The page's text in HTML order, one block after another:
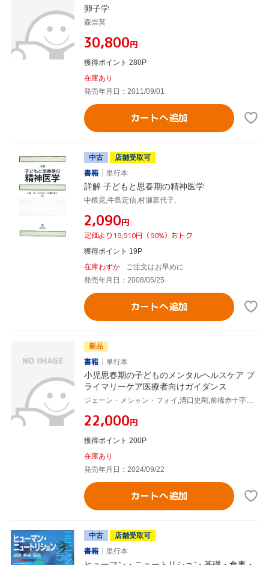
卵子学
森崇英
¥30,800円
獲得ポイント 280P
在庫あり
発売年月日：2011/09/01
カートへ追加
中古
店舗受取可
書籍
単行本
詳解 子どもと思春期の精神医学
中根晃,牛島定信,村瀬嘉代子,
¥2,090円
定価より19,910円（90%）おトク
獲得ポイント 19P
在庫わずか
ご注文はお早めに
発売年月日：2008/05/25
カートへ追加
新品
書籍
単行本
小児思春期の子どものメンタルヘルスケア プ
ライマリーケア医療者向けガイダンス
ジェーン・メシャン・フォイ,溝口史剛,前橋赤十字病院小児科
¥22,000円
獲得ポイント 200P
在庫あり
発売年月日：2024/09/22
カートへ追加
中古
店舗受取可
書籍
単行本